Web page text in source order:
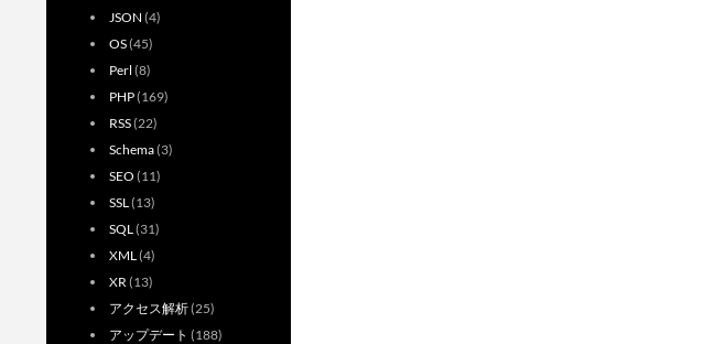
JSON (4)
OS(45)
Perl (8)
PHP(169)
RSS(22)
Schema(3)
SEO (11)
SSL(13)
SQL(31)
XML(4)
XR(13)
アクセス解析(25)
アップデート (188)